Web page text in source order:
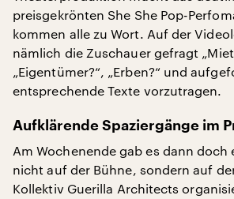
preisgekrönten She She Pop-
kommen alle zu Wort. Auf der
nämlich die Zuschauer gefragt
„Eigentümer?“, „Erben?“ und
entsprechende Texte vorzutragen.
Aufklärende Spaziergänge im
Am Wochenende gab es dann doch
nicht auf der Bühne, sondern auf
Kollektiv Guerilla Architects